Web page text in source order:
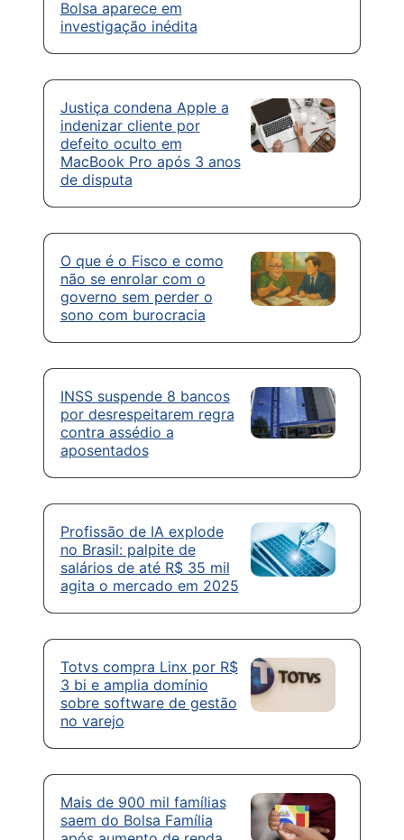
Bolsa aparece em
investigação inédita
Justiça condena Apple a
indenizar cliente por
defeito oculto em
MacBook Pro após 3 anos
de disputa
O que é o Fisco e como
não se enrolar com o
governo sem perder o
sono com burocracia
INSS suspende 8 bancos
por desrespeitarem regra
contra assédio a
aposentados
Profissão de IA explode
no Brasil: palpite de
salários de até R$ 35 mil
agita o mercado em 2025
Totvs compra Linx por R$
3 bi e amplia domínio
sobre software de gestão
no varejo
Mais de 900 mil famílias
saem do Bolsa Família